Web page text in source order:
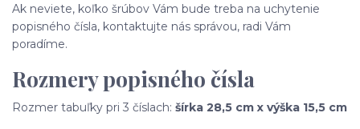
Ak neviete, koľko šrúbov Vám bude treba na uchytenie
popisného čísla, kontaktujte nás správou, radi Vám
poradíme.
Rozmery popisného čísla
Rozmer tabuľky pri 3 číslach: šírka 28,5 cm x výška 15,5 cm